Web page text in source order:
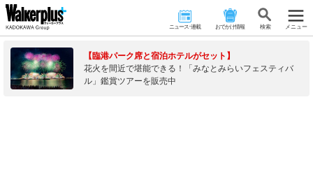
ニュース･連載 おでかけ情報 検 索 メニュー
【臨港パーク席と宿泊ホテルがセット】
花火を間近で堪能できる！「みなとみらいフェスティバ
ル」鑑賞ツアーを販売中